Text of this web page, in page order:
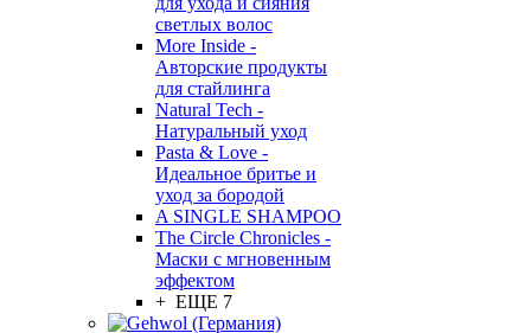
светлых волос
More Inside -
Авторские продукты
для стайлинга
Natural Tech -
Натуральный уход
Pasta & Love -
Идеальное бритье и
уход за бородой
A SINGLE SHAMPOO
The Circle Chronicles -
Маски с мгновенным
эффектом
+ ЕЩЕ 7